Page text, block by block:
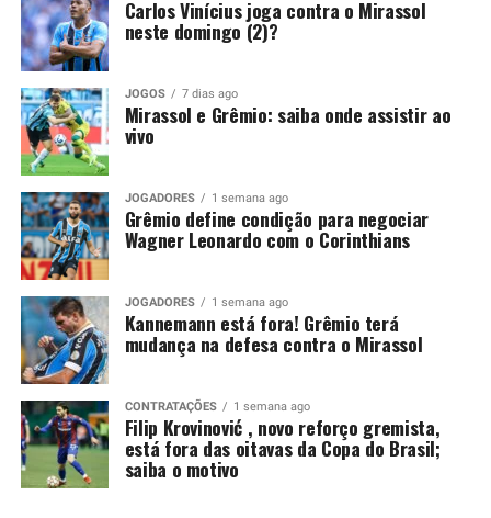
Foto: Lucas Uebel / Grêmio
Embora o episódio tenha ocorrido antes da pausa para a
Copa do Mundo, a punição segue válida e será cumprida
apenas agora. Por isso, o argentino ficará fora
justamente em um confronto decisivo, no momento em
que o Tricolor busca recuperação após a eliminação na
Copa Sul-Americana.
Kannemann recebeu críticas da
torcida
O lance que tirou Kannemann da partida ocorreu no dia
14 de maio, diante do Confiança-SE. Na ocasião, o
defensor entrou no intervalo para substituir Balbuena,
mas permaneceu pouco tempo em campo. Aos 29
minutos da etapa final, o árbitro Lucas Torezin mostrou
o segundo cartão amarelo e, na sequência, o vermelho.
Carlos Vinícius joga contra o Mirassol
neste domingo (2)?
JOGOS 7 dias ago
Mirassol e Grêmio: saiba onde assistir ao
vivo
JOGADORES 1 semana ago
Grêmio define condição para negociar
Wagner Leonardo com o Corinthians
JOGADORES 1 semana ago
Kannemann está fora! Grêmio terá
mudança na defesa contra o Mirassol
CONTRATAÇÕES 1 semana ago
Filip Krovinović , novo reforço gremista,
está fora das oitavas da Copa do Brasil;
saiba o motivo